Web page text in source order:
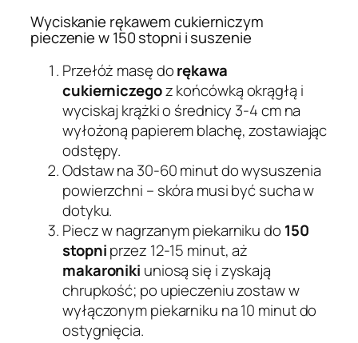
Wyciskanie rękawem cukierniczym
pieczenie w 150 stopni i suszenie
Przełóż masę dorękawa
cukierniczegoz końcówką okrągłą i
wyciskaj krążki o średnicy 3-4 cm na
wyłożoną papierem blachę, zostawiając
odstępy.
Odstaw na 30-60 minut do wysuszenia
powierzchni – skóra musi być sucha w
dotyku.
Piecz w nagrzanym piekarniku do 150
stopniprzez 12-15 minut, aż
makaroniki uniosą się i zyskają
chrupkość; po upieczeniu zostaw w
wyłączonym piekarniku na 10 minut do
ostygnięcia.